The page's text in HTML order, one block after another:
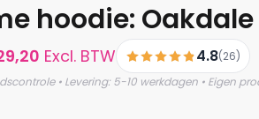
hoodie: Oakdale
Excl. BTW 4.8(26)
• Levering: 5-10 werkdagen • Eigen